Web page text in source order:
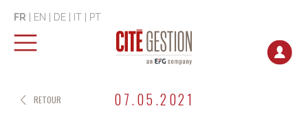
FR EN DE IT PT
07.05.2021
RETOUR